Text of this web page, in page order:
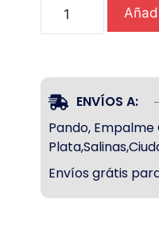
ENVÍOS A:
Pando, Empalme
Envíos grátis